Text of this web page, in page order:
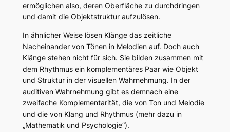
ermöglichen also, deren Oberfläche zu durchdringen
und damit die Objektstruktur aufzulösen.
In ähnlicher Weise lösen Klänge das zeitliche
Nacheinander von Tönen in Melodien auf. Doch auch
Klänge stehen nicht für sich. Sie bilden zusammen mit
dem Rhythmus ein komplementäres Paar wie Objekt
und Struktur in der visuellen Wahrnehmung. In der
auditiven Wahrnehmung gibt es demnach eine
zweifache Komplementarität, die von Ton und Melodie
und die von Klang und Rhythmus (mehr dazu in
„Mathematik und Psychologie“).